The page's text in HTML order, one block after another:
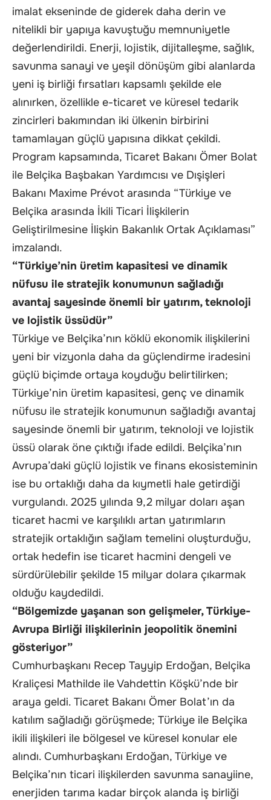
imalat ekseninde de giderek daha derin ve
nitelikli bir yapıya kavuştuğu memnuniyetle
değerlendirildi. Enerji, lojistik, dijitalleşme, sağlık,
savunma sanayi ve yeşil dönüşüm gibi alanlarda
yeni iş birliği fırsatları kapsamlı şekilde ele
alınırken, özellikle e-ticaret ve küresel tedarik
zincirleri bakımından iki ülkenin birbirini
tamamlayan güçlü yapısına dikkat çekildi.
Program kapsamında, Ticaret Bakanı Ömer Bolat
ile Belçika Başbakan Yardımcısı ve Dışişleri
Bakanı Maxime Prévot arasında “Türkiye ve
Belçika arasında İkili Ticari İlişkilerin
Geliştirilmesine İlişkin Bakanlık Ortak Açıklaması”
imzalandı.
“Türkiye’nin üretim kapasitesi ve dinamik
nüfusu ile stratejik konumunun sağladığı
avantaj sayesinde önemli bir yatırım, teknoloji
ve lojistik üssüdür”
Türkiye ve Belçika’nın köklü ekonomik ilişkilerini
yeni bir vizyonla daha da güçlendirme iradesini
güçlü biçimde ortaya koyduğu belirtilirken;
Türkiye’nin üretim kapasitesi, genç ve dinamik
nüfusu ile stratejik konumunun sağladığı avantaj
sayesinde önemli bir yatırım, teknoloji ve lojistik
üssü olarak öne çıktığı ifade edildi. Belçika’nın
Avrupa’daki güçlü lojistik ve finans ekosisteminin
ise bu ortaklığı daha da kıymetli hale getirdiği
vurgulandı. 2025 yılında 9,2 milyar doları aşan
ticaret hacmi ve karşılıklı artan yatırımların
stratejik ortaklığın sağlam temelini oluşturduğu,
ortak hedefin ise ticaret hacmini dengeli ve
sürdürülebilir şekilde 15 milyar dolara çıkarmak
olduğu kaydedildi.
“Bölgemizde yaşanan son gelişmeler, Türkiye-
Avrupa Birliği ilişkilerinin jeopolitik önemini
gösteriyor”
Cumhurbaşkanı Recep Tayyip Erdoğan, Belçika
Kraliçesi Mathilde ile Vahdettin Köşkü’nde bir
araya geldi. Ticaret Bakanı Ömer Bolat’ın da
katılım sağladığı görüşmede; Türkiye ile Belçika
ikili ilişkileri ile bölgesel ve küresel konular ele
alındı. Cumhurbaşkanı Erdoğan, Türkiye ve
Belçika’nın ticari ilişkilerden savunma sanayiine,
enerjiden tarıma kadar birçok alanda iş birliği